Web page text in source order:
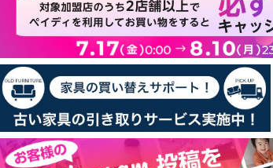
レビューを書く